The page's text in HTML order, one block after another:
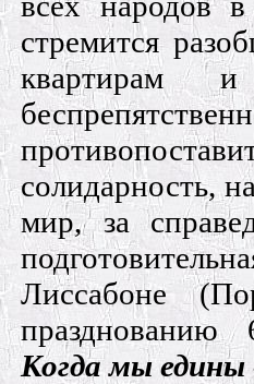
стремится
квартирам
солидарность,
мир, за
Лиссабоне
Когда мы